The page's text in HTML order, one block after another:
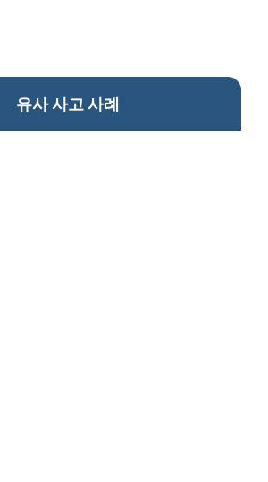
유사 사고 사례